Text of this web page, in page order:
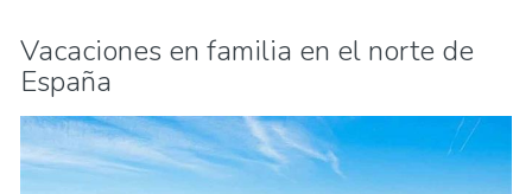
Vacaciones en familia en el norte de
España